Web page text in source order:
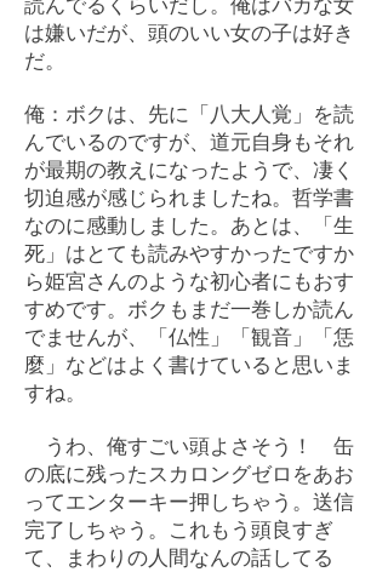
は嫌いだが、頭のいい女の子は好き
だ。
俺：ボクは、先に「八大人覚」を読
んでいるのですが、道元自身もそれ
が最期の教えになったようで、凄く
切迫感が感じられましたね。哲学書
なのに感動しました。あとは、「生
死」はとても読みやすかったですか
ら姫宮さんのような初心者にもおす
すめです。ボクもまだ一巻しか読ん
でませんが、「仏性」「観音」「恁
麼」などはよく書けていると思いま
すね。
うわ、俺すごい頭よさそう！ 缶
の底に残ったスカロングゼロをあお
ってエンターキー押しちゃう。送信
完了しちゃう。これもう頭良すぎ
て、まわりの人間なんの話してる